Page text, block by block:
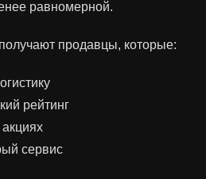
равномерной.
продавцы, которые:
рейтинг
сервис